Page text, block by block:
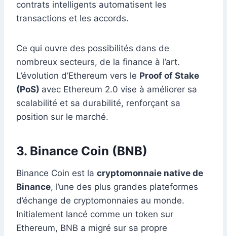
contrats intelligents automatisent les
transactions et les accords.
Ce qui ouvre des possibilités dans de
nombreux secteurs, de la finance à l’art.
L’évolution d’Ethereum vers le Proof of Stake
(PoS) avec Ethereum 2.0 vise à améliorer sa
scalabilité et sa durabilité, renforçant sa
position sur le marché.
3. Binance Coin (BNB)
Binance Coin est la cryptomonnaie native de
Binance, l’une des plus grandes plateformes
d’échange de cryptomonnaies au monde.
Initialement lancé comme un token sur
Ethereum, BNB a migré sur sa propre